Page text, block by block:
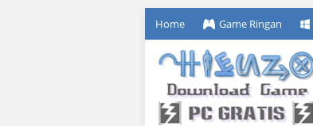
Home Game Ringan